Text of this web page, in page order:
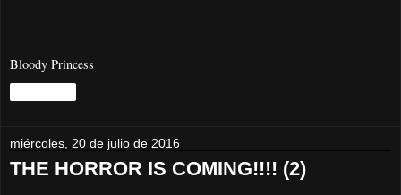
Bloody Princess
miércoles, 20 de julio de 2016
THE HORROR IS COMING!!!! (2)